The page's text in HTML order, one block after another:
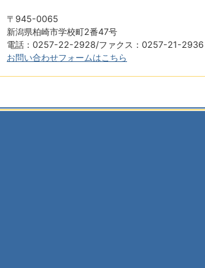
〒945-0065
新潟県柏崎市学校町2番47号
電話：0257-22-2928/ファクス：0257-21-2936
お問い合わせフォームはこちら